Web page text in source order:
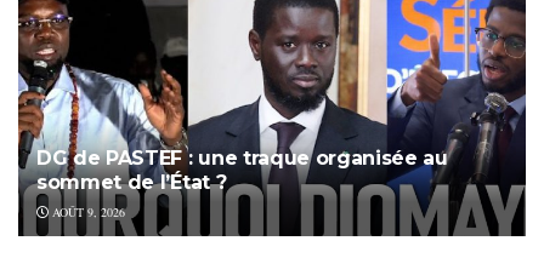
DG de PASTEF : une traque organisée au
sommet de l’État ?
AOÛT 9, 2026